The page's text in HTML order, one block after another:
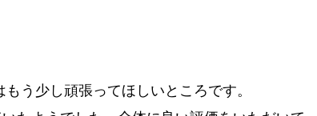
う少し頑張ってほしいところです。